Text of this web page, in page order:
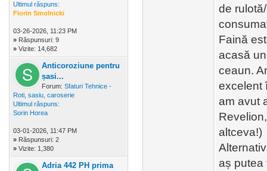
Ultimul răspuns:
Florin Smolnicki
03-26-2026, 11:23 PM
» Răspunsuri: 9
» Vizite: 14,682
Anticoroziune pentru
șasi...
Forum: Sfaturi Tehnice -
Roti, sasiu, caroserie
Ultimul răspuns:
Sorin Horea
03-01-2026, 11:47 PM
» Răspunsuri: 2
» Vizite: 1,380
Adria 442 PH prima
de
Faină
acasă
ceaun.
excelent
am avut
altceva!)
aș putea